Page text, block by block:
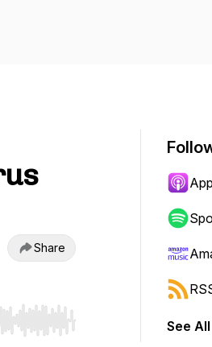
Share
or end. Hold shift to jumpSee All